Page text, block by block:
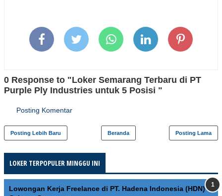
0 Response to "Loker Semarang Terbaru di PT
Purple Ply Industries untuk 5 Posisi "
Posting Komentar
Posting Lebih Baru Posting Lama
Beranda
LOKER TERPOPULER MINGGU INI
Lowongan Kerja Freelance di PT. Hadena Indonesia (HDN)